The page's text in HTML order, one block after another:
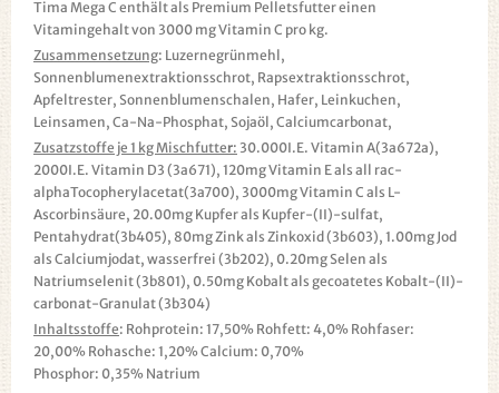
Tima Mega C enthält als Premium Pelletsfutter einen
Vitamingehalt von 3000 mg Vitamin C pro kg.
Zusammensetzung: Luzernegrünmehl,
Sonnenblumenextraktionsschrot, Rapsextraktionsschrot,
Apfeltrester, Sonnenblumenschalen, Hafer, Leinkuchen,
Leinsamen, Ca-Na-Phosphat, Sojaöl, Calciumcarbonat,
Zusatzstoffe je 1 kg Mischfutter: 30.000I.E. Vitamin A(3a672a),
2000I.E. Vitamin D3 (3a671), 120mg Vitamin E als all rac-
alphaTocopherylacetat(3a700), 3000mg Vitamin C als L-
Ascorbinsäure, 20.00mg Kupfer als Kupfer-(II)-sulfat,
Pentahydrat(3b405), 80mg Zink als Zinkoxid (3b603), 1.00mg Jod
als Calciumjodat, wasserfrei (3b202), 0.20mg Selen als
Natriumselenit (3b801), 0.50mg Kobalt als gecoatetes Kobalt-(II)-
carbonat-Granulat (3b304)
Inhaltsstoffe: Rohprotein: 17,50% Rohfett: 4,0% Rohfaser:
20,00% Rohasche: 1,20% Calcium: 0,70%
Phosphor: 0,35% Natrium